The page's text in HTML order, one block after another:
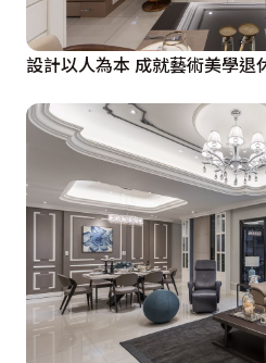
設計以人為本 成就藝術美學退